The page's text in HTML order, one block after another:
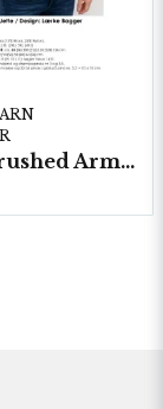
2558-Brushed Armonia